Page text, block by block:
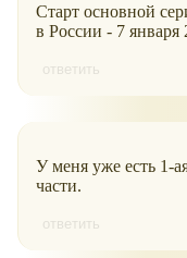
Старт основной
в России - 7 января
ответить
У меня уже есть 1-
части.
ответить